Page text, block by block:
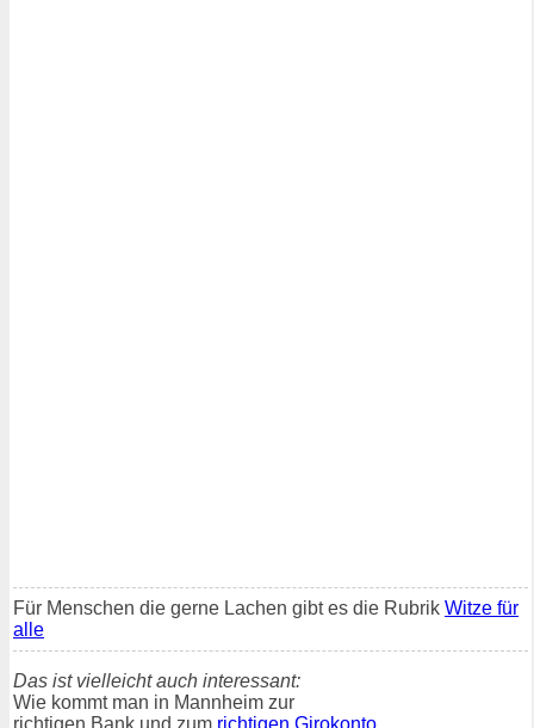
Für Menschen die gerne Lachen gibt es die Rubrik Witze für
alle
Das ist vielleicht auch interessant:
Wie kommt man in Mannheim zur
richtigen Bank und zum richtigen Girokonto